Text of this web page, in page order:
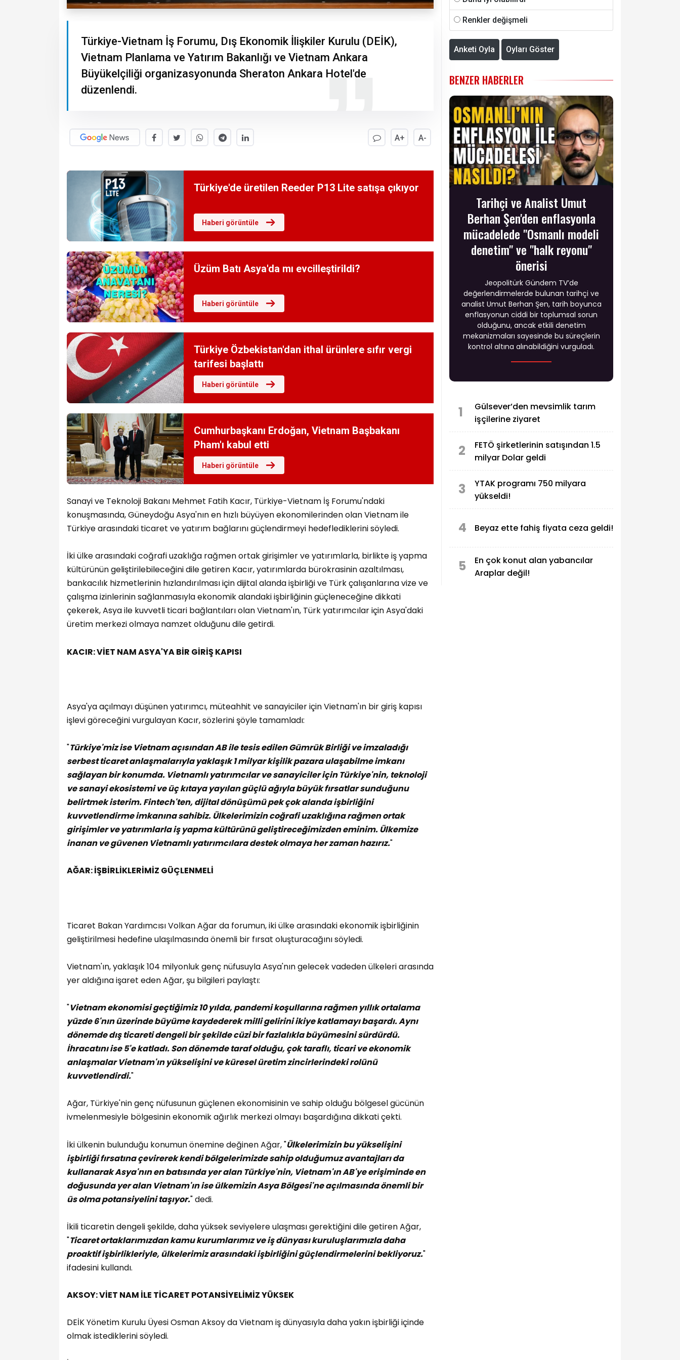
Türkiye-Vietnam İş Forumu, Dış Ekonomik İlişkiler Kurulu (DEİK),
Vietnam Planlama ve Yatırım Bakanlığı ve Vietnam Ankara
Büyükelçiliği organizasyonunda Sheraton Ankara Hotel'de
düzenlendi.
A+ A-
Türkiye'de üretilen Reeder P13 Lite satışa çıkıyor
Haberi görüntüle
Üzüm Batı Asya'da mı evcilleştirildi?
Haberi görüntüle
Türkiye Özbekistan'dan ithal ürünlere sıfır vergi
tarifesi başlattı
Haberi görüntüle
Cumhurbaşkanı Erdoğan, Vietnam Başbakanı
Pham'ı kabul etti
Haberi görüntüle
Sanayi ve Teknoloji Bakanı Mehmet Fatih Kacır, Türkiye-Vietnam İş Forumu'ndaki
konuşmasında, Güneydoğu Asya'nın en hızlı büyüyen ekonomilerinden olan Vietnam ile
Türkiye arasındaki ticaret ve yatırım bağlarını güçlendirmeyi hedeflediklerini söyledi.
İki ülke arasındaki coğrafi uzaklığa rağmen ortak girişimler ve yatırımlarla, birlikte iş yapma
kültürünün geliştirilebileceğini dile getiren Kacır, yatırımlarda bürokrasinin azaltılması,
bankacılık hizmetlerinin hızlandırılması için dijital alanda işbirliği ve Türk çalışanlarına vize ve
çalışma izinlerinin sağlanmasıyla ekonomik alandaki işbirliğinin güçleneceğine dikkati
çekerek, Asya ile kuvvetli ticari bağlantıları olan Vietnam'ın, Türk yatırımcılar için Asya'daki
üretim merkezi olmaya namzet olduğunu dile getirdi.
KACIR: VİET NAM ASYA'YA BİR GİRİŞ KAPISI
Asya'ya açılmayı düşünen yatırımcı, müteahhit ve sanayiciler için Vietnam'ın bir giriş kapısı
işlevi göreceğini vurgulayan Kacır, sözlerini şöyle tamamladı:
"Türkiye'miz ise Vietnam açısından AB ile tesis edilen Gümrük Birliği ve imzaladığı
serbest ticaret anlaşmalarıyla yaklaşık 1 milyar kişilik pazara ulaşabilme imkanı
sağlayan bir konumda. Vietnamlı yatırımcılar ve sanayiciler için Türkiye'nin, teknoloji
ve sanayi ekosistemi ve üç kıtaya yayılan güçlü ağıyla büyük fırsatlar sunduğunu
belirtmek isterim. Fintech'ten, dijital dönüşümü pek çok alanda işbirliğini
kuvvetlendirme imkanına sahibiz. Ülkelerimizin coğrafi uzaklığına rağmen ortak
girişimler ve yatırımlarla iş yapma kültürünü geliştireceğimizden eminim. Ülkemize
inanan ve güvenen Vietnamlı yatırımcılara destek olmaya her zaman hazırız."
AĞAR: İŞBİRLİKLERİMİZ GÜÇLENMELİ
Ticaret Bakan Yardımcısı Volkan Ağar da forumun, iki ülke arasındaki ekonomik işbirliğinin
geliştirilmesi hedefine ulaşılmasında önemli bir fırsat oluşturacağını söyledi.
Vietnam'ın, yaklaşık 104 milyonluk genç nüfusuyla Asya'nın gelecek vadeden ülkeleri arasında
yer aldığına işaret eden Ağar, şu bilgileri paylaştı:
"Vietnam ekonomisi geçtiğimiz 10 yılda, pandemi koşullarına rağmen yıllık ortalama
yüzde 6'nın üzerinde büyüme kaydederek milli gelirini ikiye katlamayı başardı. Aynı
dönemde dış ticareti dengeli bir şekilde cüzi bir fazlalıkla büyümesini sürdürdü.
İhracatını ise 5'e katladı. Son dönemde taraf olduğu, çok taraflı, ticari ve ekonomik
anlaşmalar Vietnam'ın yükselişini ve küresel üretim zincirlerindeki rolünü
kuvvetlendirdi."
Ağar, Türkiye'nin genç nüfusunun güçlenen ekonomisinin ve sahip olduğu bölgesel gücünün
ivmelenmesiyle bölgesinin ekonomik ağırlık merkezi olmayı başardığına dikkati çekti.
İki ülkenin bulunduğu konumun önemine değinen Ağar, "Ülkelerimizin bu yükselişini
işbirliği fırsatına çevirerek kendi bölgelerimizde sahip olduğumuz avantajları da
kullanarak Asya'nın en batısında yer alan Türkiye'nin, Vietnam'ın AB'ye erişiminde en
doğusunda yer alan Vietnam'ın ise ülkemizin Asya Bölgesi'ne açılmasında önemli bir
üs olma potansiyelini taşıyor." dedi.
İkili ticaretin dengeli şekilde, daha yüksek seviyelere ulaşması gerektiğini dile getiren Ağar,
"Ticaret ortaklarımızdan kamu kurumlarımız ve iş dünyası kuruluşlarımızla daha
proaktif işbirlikleriyle, ülkelerimiz arasındaki işbirliğini güçlendirmelerini bekliyoruz."
ifadesini kullandı.
AKSOY: VİET NAM İLE TİCARET POTANSİYELİMİZ YÜKSEK
DEİK Yönetim Kurulu Üyesi Osman Aksoy da Vietnam iş dünyasıyla daha yakın işbirliği içinde
olmak istediklerini söyledi.
Renkler değişmeli
Anketi Oyla Oyları Göster
BENZER HABERLER
Tarihçi ve Analist Umut
Berhan Şen'den enflasyonla
mücadelede "Osmanlı modeli
denetim" ve "halk reyonu"
önerisi
Jeopolitürk Gündem TV’de
değerlendirmelerde bulunan tarihçi ve
analist Umut Berhan Şen, tarih boyunca
enflasyonun ciddi bir toplumsal sorun
olduğunu, ancak etkili denetim
mekanizmaları sayesinde bu süreçlerin
kontrol altına alınabildiğini vurguladı.
1
Gülsever’den mevsimlik tarım
işçilerine ziyaret
2
FETÖ şirketlerinin satışından 1.5
milyar Dolar geldi
3
YTAK programı 750 milyara
yükseldi!
4 Beyaz ette fahiş fiyata ceza geldi!
5
En çok konut alan yabancılar
Araplar değil!